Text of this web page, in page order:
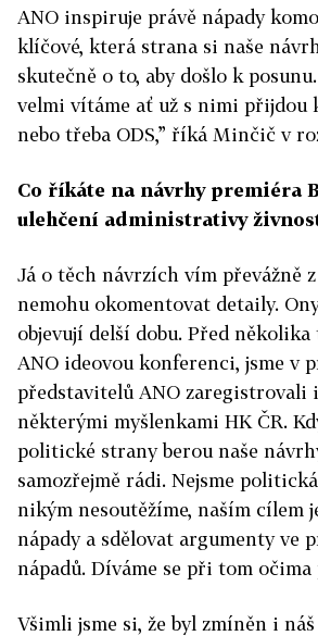
ANO inspiruje právě nápady
klíčové, která strana si naše
skutečně o to, aby došlo k
velmi vítáme ať už s nimi přijdou
nebo třeba ODS,” říká Minčič v
Co říkáte na návrhy premiéra
ulehčení administrativy
Já o těch návrzích vím převážně
nemohu okomentovat detaily.
objevují delší dobu. Před několika
ANO ideovou konferenci, jsme v
představitelů ANO zaregistrovali
některými myšlenkami HK ČR.
politické strany berou naše
samozřejmě rádi. Nejsme
nikým nesoutěžíme, naším cílem
nápady a sdělovat argumenty ve
nápadů. Díváme se při tom
Všimli jsme si, že byl zmíněn i